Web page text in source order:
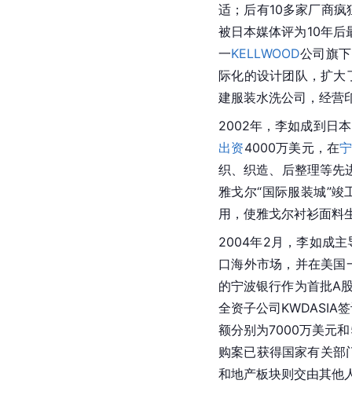
适；后有10多家厂商
被日本媒体评为10年
一KELLWOOD公司旗
际化的设计团队，扩
建服装水洗公司，经营
2002年，李如成到日
出资4000万美元，在
织、织造、后整理等先
雅戈尔“国际服装城”
用，使雅戈尔衬衫面料
2004年2月，李如成主
口海外市场，并在美国
的宁波银行作为首批A
全资子公司KWDASIA
额分别为7000万美元
购案已获得国家有关部
和地产板块则交由其他